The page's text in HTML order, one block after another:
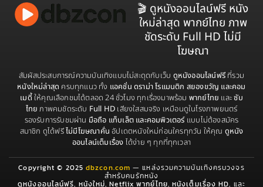
🎬 ดูหนังออนไลน์ฟรี หนัง
ใหม่ล่าสุด พากย์ไทย ภาพ
ชัดระดับ Full HD ไม่มี
โฆษณา
สัมผัสประสบการณ์ความบันเทิงแบบไม่สะดุดกับเว็บ ดูหนังออนไลน์ฟรีที่รวม
หนังใหม่ล่าสุด ครบทุกแนว ทั้ง แอคชั่น ดราม่า โรแมนติก สยองขวัญ และคอม
เมดี้ ให้คุณเลือกชมได้ตลอด 24 ชั่วโมง ทุกเรื่องมาพร้อม พากย์ไทย และซับ
ไทย ภาพคมชัดระดับ Full HD เสียงใสสมจริง เหมือนดูในโรงภาพยนตร์
รองรับการรับชมผ่าน มือถือ แท็บเล็ต และคอมพิวเตอร์แบบไม่ต้องสมัคร
สมาชิก ดูได้ฟรีไม่มีโฆษณาคั่น อัปเดตหนังใหม่ก่อนใครทุกวัน ให้คุณ ดูหนัง
ออนไลน์เต็มเรื่อง ได้ง่าย ๆ ทุกที่ทุกเวลา
Copyright © 2025dbzcon.com — แหล่งรวมความบันเทิงครบวงจร
สำหรับคนรักหนัง
ดูหนังออนไลน์ฟรี, หนังใหม่,Netflix พากย์ไทย,หนังเต็มเรื่อง HD, และ